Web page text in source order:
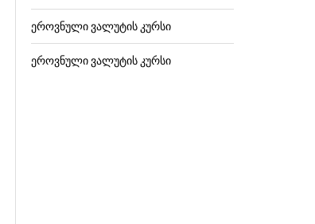
ეროვნული ვალუტის კურსი
ეროვნული ვალუტის კურსი